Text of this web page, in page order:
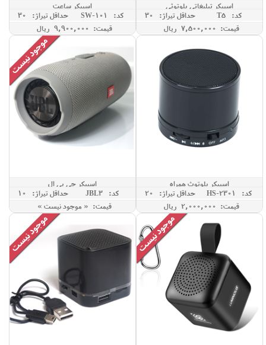
اسپیکر تبلیغاتی بلوتوثی
کد: T5
حداقل تيراژ: 30
قیمت: 7,500,000 ريال
اسپیکر ساعت
کد: SW-101
حداقل تيراژ: 30
قیمت: 9,900,000 ريال
اسپیکر بلوتوث همراه
کد: HS-2301
حداقل تيراژ: 20
قیمت: 2,000,000 ريال
اسپیکر جی بی ال
کد: JBL3
حداقل تيراژ: 10
قیمت: « موجود نیست »